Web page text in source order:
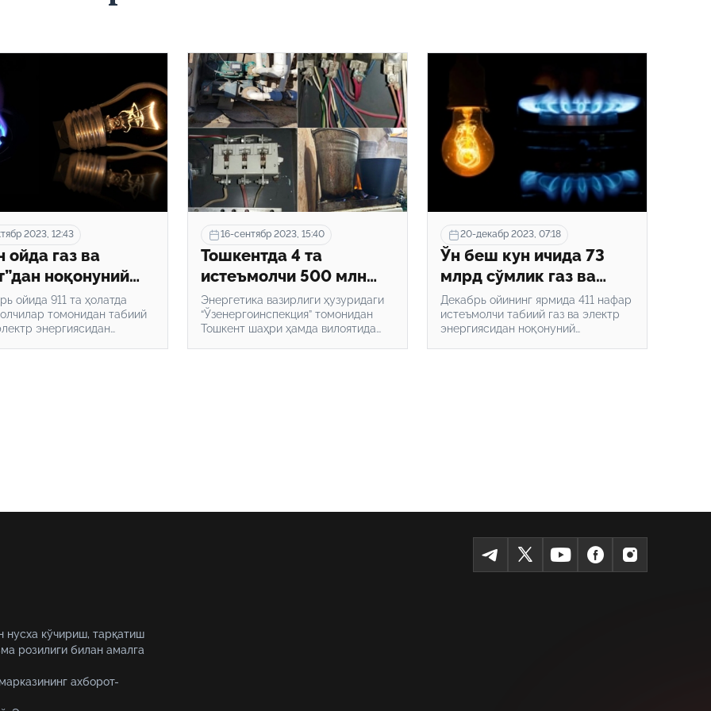
2023, 12:43
ойда газ ва
ноқонуний
оқибатида
111 млрд
ортиқ зарар
ойида 911 та ҳолатда
томонидан табиий
энергиясидан
16-сентябр 2023, 15:40
Тошкентда 4 та
истеъмолчи 500 млн
сўмлик газ ва “свет”ни
ўғирлагани аниқланди
Энергетика вазирлиги ҳузуридаги
“Ўзенергоинспекция” томонидан
Тошкент шаҳри ҳамда вилоятида
20-декабр 2023, 07:18
Ўн беш кун ичида 73
млрд сўмлик газ ва
“свет” ўғирлангани
маълум бўлди
Декабрь ойининг ярмида 411 нафар
истеъмолчи табиий газ ва электр
энергиясидан ноқонуний
нусха кўчириш, тарқатиш
розилиги билан амалга
ахборот-